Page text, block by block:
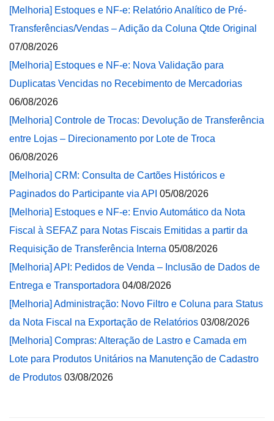
[Melhoria] Estoques e NF-e: Relatório Analítico de Pré-
Transferências/Vendas – Adição da Coluna Qtde Original
07/08/2026
[Melhoria] Estoques e NF-e: Nova Validação para
Duplicatas Vencidas no Recebimento de Mercadorias
06/08/2026
[Melhoria] Controle de Trocas: Devolução de Transferência
entre Lojas – Direcionamento por Lote de Troca
06/08/2026
[Melhoria] CRM: Consulta de Cartões Históricos e
Paginados do Participante via API 05/08/2026
[Melhoria] Estoques e NF-e: Envio Automático da Nota
Fiscal à SEFAZ para Notas Fiscais Emitidas a partir da
Requisição de Transferência Interna 05/08/2026
[Melhoria] API: Pedidos de Venda – Inclusão de Dados de
Entrega e Transportadora 04/08/2026
[Melhoria] Administração: Novo Filtro e Coluna para Status
da Nota Fiscal na Exportação de Relatórios 03/08/2026
[Melhoria] Compras: Alteração de Lastro e Camada em
Lote para Produtos Unitários na Manutenção de Cadastro
de Produtos 03/08/2026